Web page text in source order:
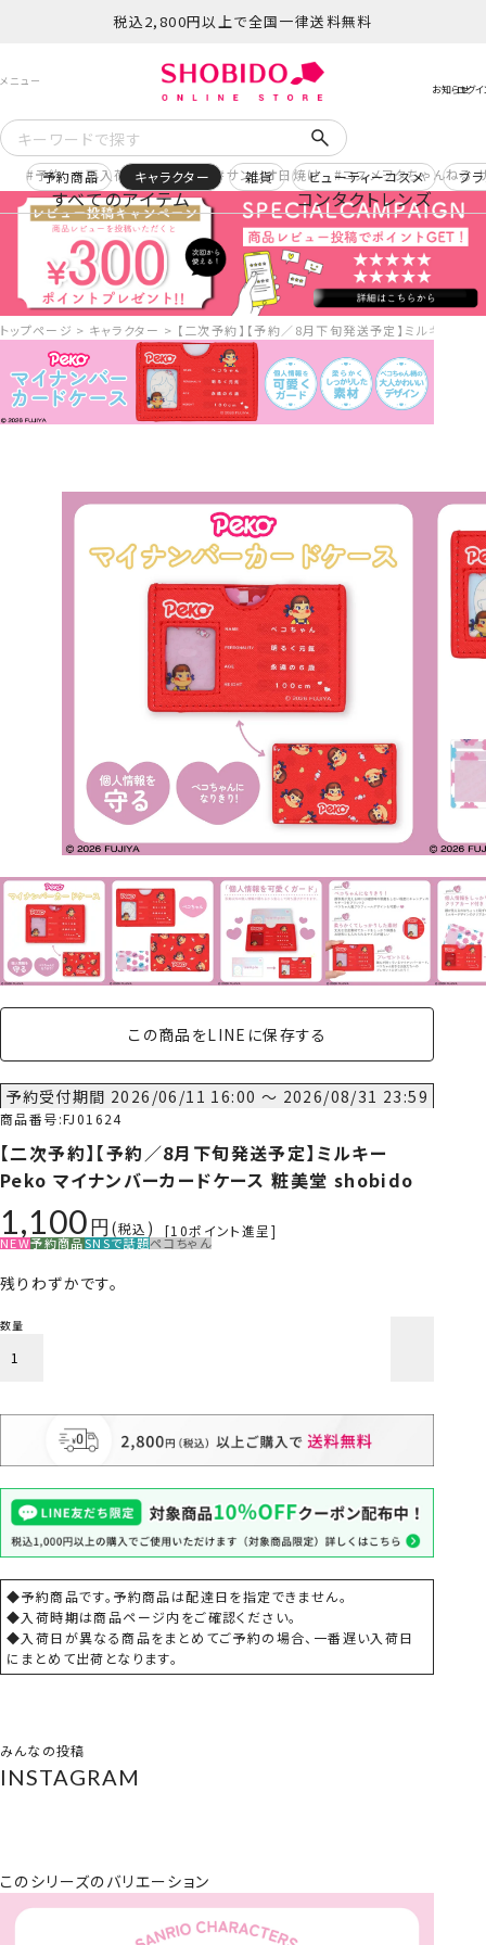
税込2,800円以上で全国一律送料無料
予約 再入荷 ヒロアカ サンリオ日焼け コスメヲタちゃんねる
すべてのアイテム コンタクトレンズ
予約商品 キャラクター 雑貨 ビューティーコスメ ブ
トップページ キャラクター 【二次予約】【予約／8月下旬発送予定】ミルキー
この商品をLINEに保存する
予約受付期間 2026/06/11 16:00 〜 2026/08/31 23:59
商品番号 FJ01624
【二次予約】【予約／8月下旬発送予定】ミルキー
Peko マイナンバーカードケース 粧美堂 shobido
1,100 税込 [10ポイント進呈]
NEW予約商品SNSで話題ペコちゃん
残りわずかです。
◆予約商品です。予約商品は配達日を指定できません。
◆入荷時期は商品ページ内をご確認ください。
◆入荷日が異なる商品をまとめてご予約の場合、一番遅い入荷日
にまとめて出荷となります。
みんなの投稿
INSTAGRAM
このシリーズのバリエーション